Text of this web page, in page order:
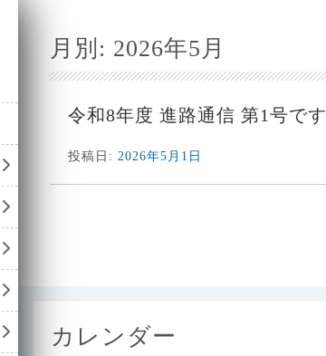
月別: 2026年5月
令和8年度 進路通信 第1号です
投稿日: 2026年5月1日
ゲ
カレンダー